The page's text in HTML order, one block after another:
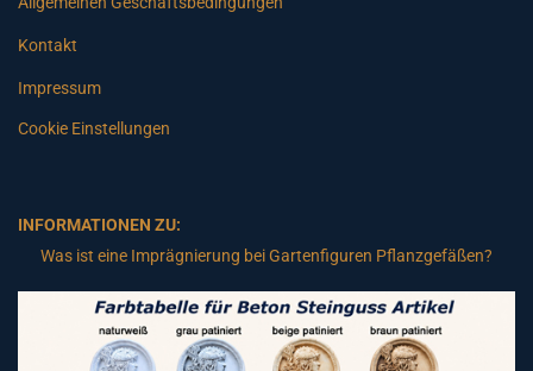
Kontakt
Impressum
Cookie Einstellungen
INFORMATIONEN ZU:
Was ist eine Imprägnierung bei Gartenfiguren Pflanzgefäßen?